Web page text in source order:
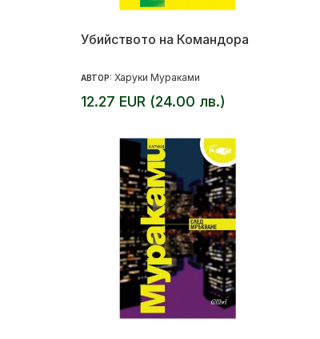
Убийството на Командора
АВТОР: Харуки Мураками
12.27 EUR (24.00 лв.)